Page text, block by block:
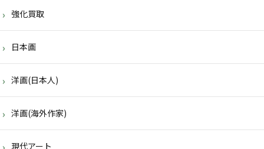
強化買取
日本画
洋画(日本人)
洋画(海外作家)
現代アート